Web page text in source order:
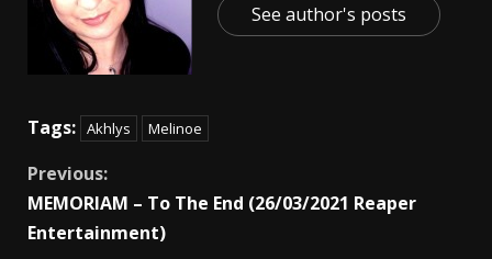
See author's posts
Tags: Akhlys Melinoe
Previous:
MEMORIAM – To The End (26/03/2021 Reaper
Entertainment)